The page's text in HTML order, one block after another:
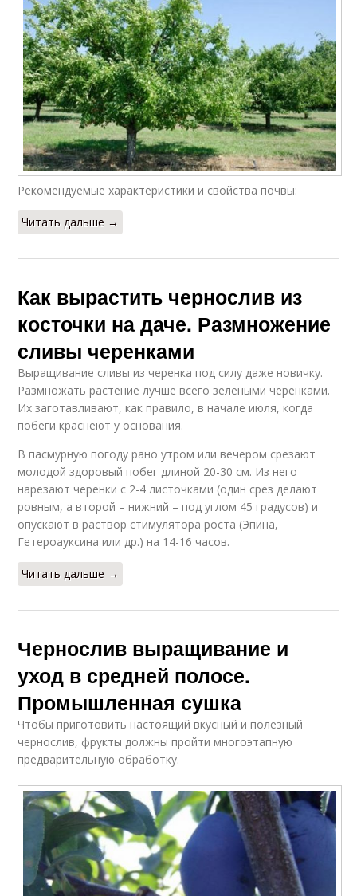
Рекомендуемые характеристики и свойства почвы:
Читать дальше →
Как вырастить чернослив из
косточки на даче. Размножение
сливы черенками
Выращивание сливы из черенка под силу даже новичку.
Размножать растение лучше всего зелеными черенками.
Их заготавливают, как правило, в начале июля, когда
побеги краснеют у основания.
В пасмурную погоду рано утром или вечером срезают
молодой здоровый побег длиной 20-30 см. Из него
нарезают черенки с 2-4 листочками (один срез делают
ровным, а второй – нижний – под углом 45 градусов) и
опускают в раствор стимулятора роста (Эпина,
Гетероауксина или др.) на 14-16 часов.
Читать дальше →
Чернослив выращивание и
уход в средней полосе.
Промышленная сушка
Чтобы приготовить настоящий вкусный и полезный
чернослив, фрукты должны пройти многоэтапную
предварительную обработку.